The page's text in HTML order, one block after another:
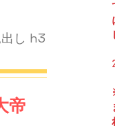
帝
出し h3